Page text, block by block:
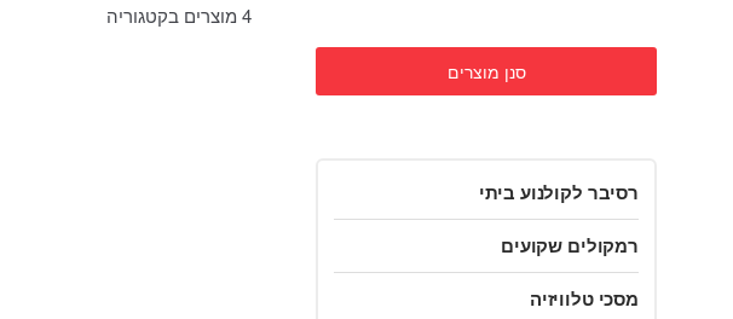
4 מוצרים בקטגוריה
סנן מוצרים
רסיבר לקולנוע ביתי
רמקולים שקועים
מסכי טלוויזיה